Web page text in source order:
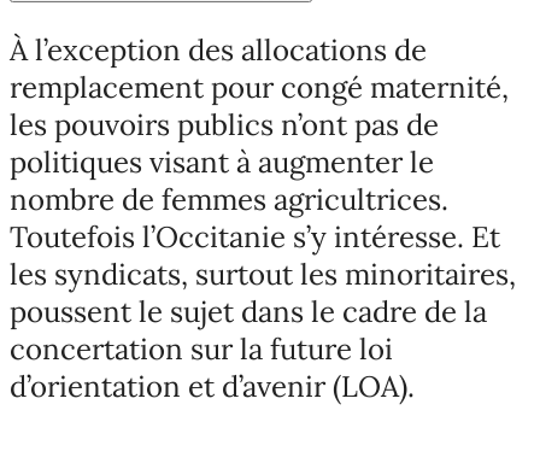
À l’exception des allocations de
remplacement pour congé maternité,
les pouvoirs publics n’ont pas de
politiques visant à augmenter le
nombre de femmes agricultrices.
Toutefois l’Occitanie s’y intéresse. Et
les syndicats, surtout les minoritaires,
poussent le sujet dans le cadre de la
concertation sur la future loi
d’orientation et d’avenir (LOA).